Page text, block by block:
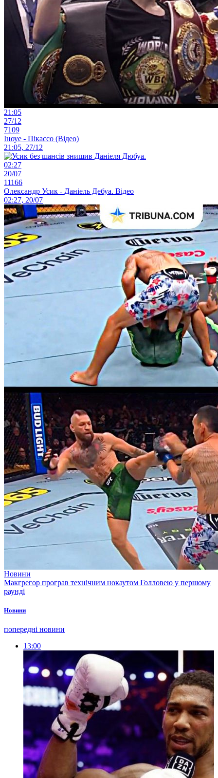
21:05
27/12
7109
Іноуе - Пікассо (Відео)
21:05, 27/12
02:27
20/07
11166
Олександр Усик - Даніель Дебуа. Відео
02:27, 20/07
Новини
Макгрегор програв технічним нокаутом Голловею у першому
раунді
Новини
попередні новини
13:00